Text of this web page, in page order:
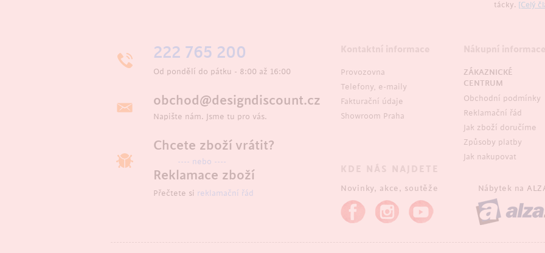
tácky. [Celý
222 765 200
Od pondělí do pátku - 8:00 až 16:00
obchod@designdiscount.cz
Napište nám. Jsme tu pro vás.
Chcete zboží vrátit?
---- nebo ----
Reklamace zboží
Přečtete si reklamační řád
Provozovna
Telefony, e-maily
Fakturační údaje
Showroom Praha
ZÁKAZNICKÉ
CENTRUM
Obchodní podmínky
Reklamační řád
Jak zboží doručíme
Způsoby platby
Jak nakupovat
Novinky, akce, soutěže Nábytek na